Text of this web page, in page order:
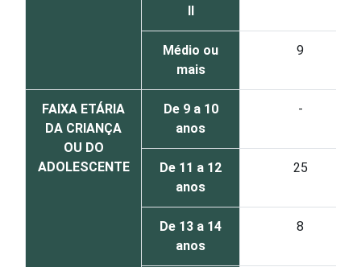
II
Médio ou
mais
9
FAIXA ETÁRIA
DA CRIANÇA
OU DO
ADOLESCENTE
De 9 a 10
anos
-
De 11 a 12
anos
25
De 13 a 14
anos
8